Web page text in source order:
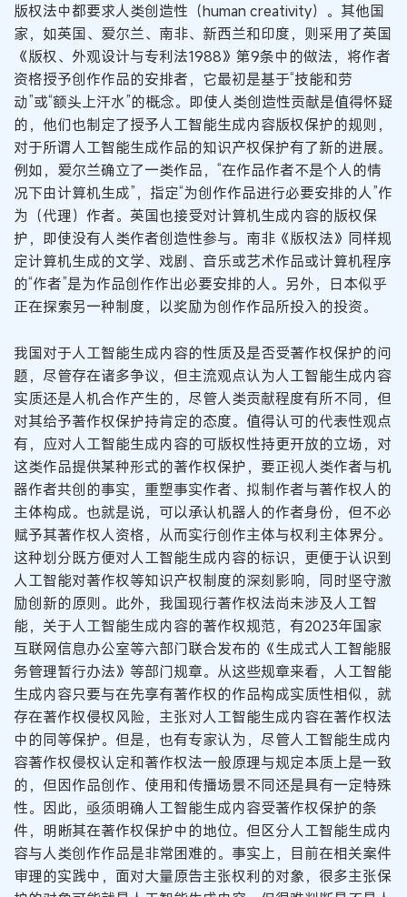
版权法中都要求人类创造性（human creativity）。其他国
家，如英国、爱尔兰、南非、新西兰和印度，则采用了英国
《版权、外观设计与专利法1988》第9条中的做法，将作者
资格授予创作作品的安排者，它最初是基于“技能和劳
动”或“额头上汗水”的概念。即使人类创造性贡献是值得怀疑
的，他们也制定了授予人工智能生成内容版权保护的规则，
对于所谓人工智能生成作品的知识产权保护有了新的进展。
例如，爱尔兰确立了一类作品，“在作品作者不是个人的情
况下由计算机生成”，指定“为创作作品进行必要安排的人”作
为（代理）作者。英国也接受对计算机生成内容的版权保
护，即使没有人类作者创造性参与。南非《版权法》同样规
定计算机生成的文学、戏剧、音乐或艺术作品或计算机程序
的“作者”是为作品创作作出必要安排的人。另外，日本似乎
正在探索另一种制度，以奖励为创作作品所投入的投资。
我国对于人工智能生成内容的性质及是否受著作权保护的问
题，尽管存在诸多争议，但主流观点认为人工智能生成内容
实质还是人机合作产生的，尽管人类贡献程度有所不同，但
对其给予著作权保护持肯定的态度。值得认可的代表性观点
有，应对人工智能生成内容的可版权性持更开放的立场，对
这类作品提供某种形式的著作权保护，要正视人类作者与机
器作者共创的事实，重塑事实作者、拟制作者与著作权人的
主体构成。也就是说，可以承认机器人的作者身份，但不必
赋予其著作权人资格，从而实行创作主体与权利主体界分。
这种划分既方便对人工智能生成内容的标识，更便于认识到
人工智能对著作权等知识产权制度的深刻影响，同时坚守激
励创新的原则。此外，我国现行著作权法尚未涉及人工智
能，关于人工智能生成内容的著作权规范，有2023年国家
互联网信息办公室等六部门联合发布的《生成式人工智能服
务管理暂行办法》等部门规章。从这些规章来看，人工智能
生成内容只要与在先享有著作权的作品构成实质性相似，就
存在著作权侵权风险，主张对人工智能生成内容在著作权法
中的同等保护。但是，也有专家认为，尽管人工智能生成内
容著作权侵权认定和著作权法一般原理与规定本质上是一致
的，但因作品创作、使用和传播场景不同还是具有一定特殊
性。因此，亟须明确人工智能生成内容受著作权保护的条
件，明晰其在著作权保护中的地位。但区分人工智能生成内
容与人类创作作品是非常困难的。事实上，目前在相关案件
审理的实践中，面对大量原告主张权利的对象，很多主张保